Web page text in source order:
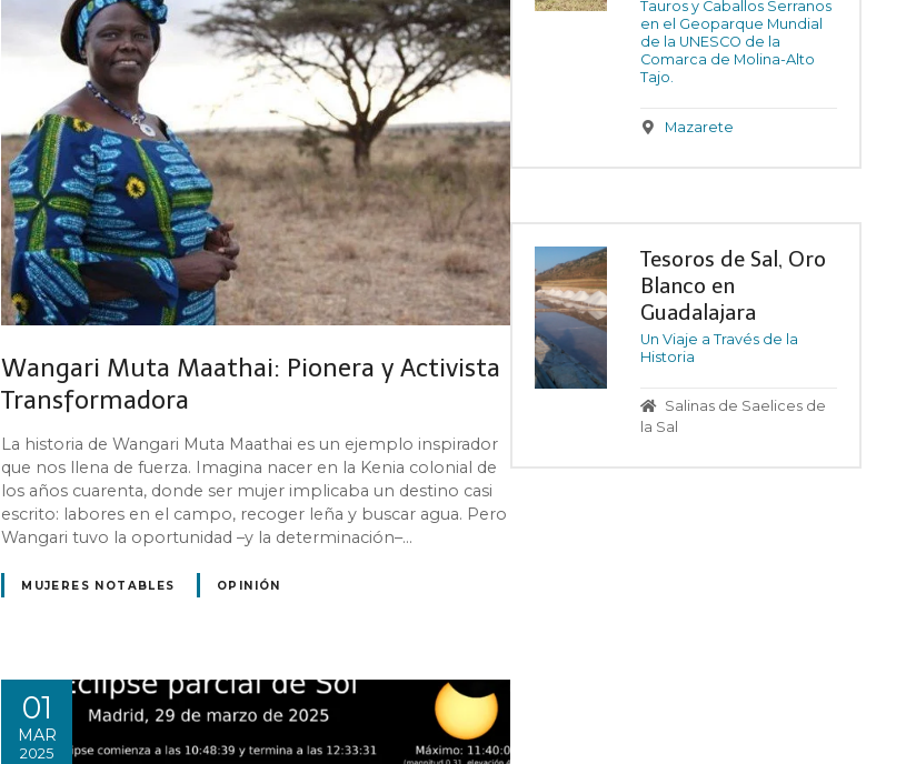
Wangari Muta Maathai: Pionera y Activista
Transformadora
La historia de Wangari Muta Maathai es un ejemplo inspirador
que nos llena de fuerza. Imagina nacer en la Kenia colonial de
los años cuarenta, donde ser mujer implicaba un destino casi
escrito: labores en el campo, recoger leña y buscar agua. Pero
Wangari tuvo la oportunidad –y la determinación–…
MUJERES NOTABLES OPINIÓN
01
MAR
2025
Tauros y Caballos Serranos
en el Geoparque Mundial
de la UNESCO de la
Comarca de Molina-Alto
Tajo.
Mazarete
Tesoros de Sal, Oro
Blanco en
Guadalajara
Un Viaje a Través de la
Historia
Salinas de Saelices de
la Sal